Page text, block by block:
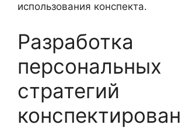
использования конспекта.
Разработка
персональных
стратегий